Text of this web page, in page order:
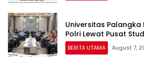
Universitas Palangka
Polri Lewat Pusat
BERITA UTAMA August 7,